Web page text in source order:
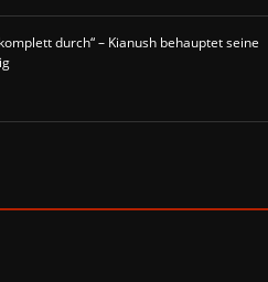
durch“ – Kianush behauptet seine